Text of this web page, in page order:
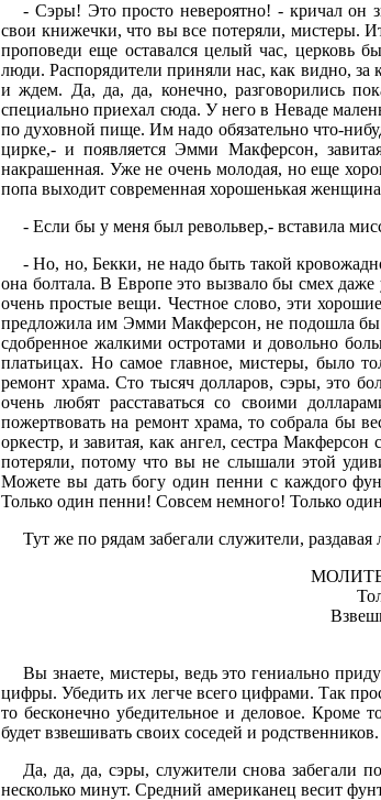
- Сэры! Это просто невероятно! - кричал
свои книжечки, что вы все потеряли, мистеры.
проповеди еще оставался целый час, церковь
люди. Распорядители приняли нас, как видно,
и ждем. Да, да, да, конечно, разговорились
специально приехал сюда. У него в Неваде
по духовной пище. Им надо обязательно что-
цирке,- и появляется Эмми Макферсон,
накрашенная. Уже не очень молодая, но еще
попа выходит современная хорошенькая
- Если бы у меня был револьвер,- вставила
- Но, но, Бекки, не надо быть такой
она болтала. В Европе это вызвало бы смех
очень простые вещи. Честное слово, эти
предложила им Эмми Макферсон, не подошла бы
сдобренное жалкими остротами и довольно
платьицах. Но самое главное, мистеры, было
ремонт храма. Сто тысяч долларов, сэры, это
очень любят расставаться со своими
пожертвовать на ремонт храма, то собрала бы
оркестр, и завитая, как ангел, сестра
потеряли, потому что вы не слышали этой
Можете вы дать богу один пенни с каждого
Только один пенни! Совсем немного! Только
Тут же по рядам забегали служители,
Вы знаете, мистеры, ведь это гениально
цифры. Убедить их легче всего цифрами. Так
то бесконечно убедительное и деловое. Кроме
будет взвешивать своих соседей и
Да, да, да, сэры, служители снова забегали
несколько минут. Средний американец весит